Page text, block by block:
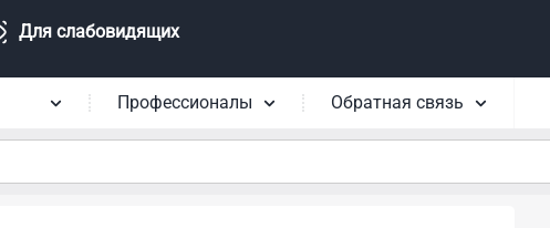
Для слабовидящих
Профессионалы Обратная связь